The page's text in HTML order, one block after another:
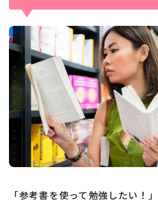
「参考書を使って勉強したい！」